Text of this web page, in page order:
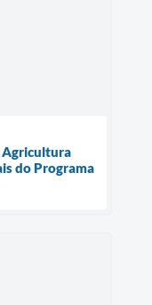
Agricultura
do Programa